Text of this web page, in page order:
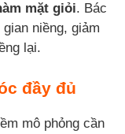
mặt giỏi. Bác
niềng, giảm
lại.
đầy đủ
mô phỏng cần